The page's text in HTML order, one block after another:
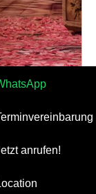
anrufen!